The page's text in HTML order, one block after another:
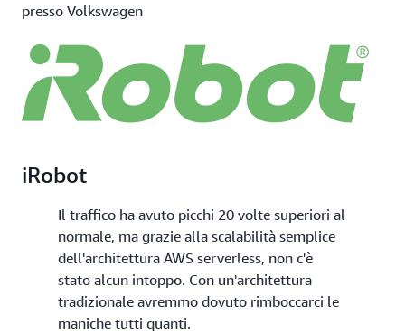
presso Volkswagen
iRobot
Il traffico ha avuto picchi 20 volte superiori al
normale, ma grazie alla scalabilità semplice
dell'architettura AWS serverless, non c'è
stato alcun intoppo. Con un'architettura
tradizionale avremmo dovuto rimboccarci le
maniche tutti quanti.